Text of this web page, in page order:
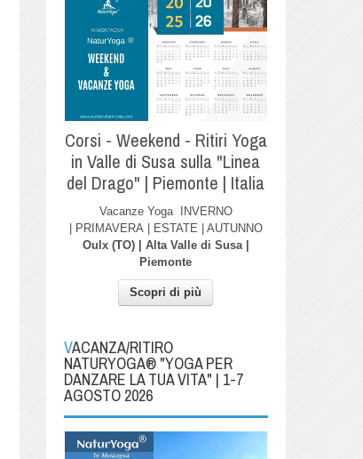
Corsi - Weekend - Ritiri Yoga
in Valle di Susa sulla "Linea
del Drago" | Piemonte | Italia
Vacanze Yoga INVERNO
| PRIMAVERA | ESTATE | AUTUNNO
Oulx (TO) | Alta Valle di Susa |
Piemonte
Scopri di più
VACANZA/RITIRO
NATURYOGA® "YOGA PER
DANZARE LA TUA VITA" | 1-7
AGOSTO 2026